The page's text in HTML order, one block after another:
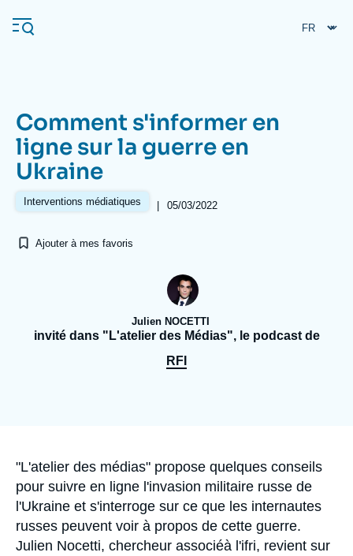
au
contenu
Navigation
principale
L'Ifri
Se connecter
À propos de l'Ifri
Proche-Orient
Comment s'informer en
ligne sur la guerre en
Ukraine
Interventions médiatiques | 05/03/2022
Ajouter à mes favoris
Julien NOCETTI
invité dans "L'atelier des Médias", le podcast de
RFI
Accroche
"L'atelier des médias" propose quelques conseils
pour suivre en ligne l'invasion militaire russe de
l'Ukraine et s'interroge sur ce que les internautes
russes peuvent voir à propos de cette guerre.
Julien Nocetti, chercheur associéà l'ifri, revient sur